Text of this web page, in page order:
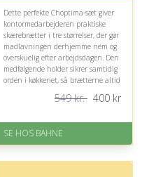
Dette perfekte Choptima-sæt giver
kontormedarbejderen praktiske
skærebrætter i tre størrelser, der gør
madlavningen derhjemme nem og
overskuelig efter arbejdsdagen. Den
medfølgende holder sikrer samtidig
orden i køkkenet, så brætterne altid
Gratis fragt
på 4.3 ud af 5
549 kr. 400kr
SE HOS BAHNE